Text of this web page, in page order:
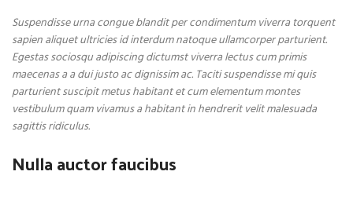
Suspendisse urna congue blandit per condimentum viverra torquent
sapien aliquet ultricies id interdum natoque ullamcorper parturient.
Egestas sociosqu adipiscing dictumst viverra lectus cum primis
maecenas a a dui justo ac dignissim ac. Taciti suspendisse mi quis
parturient suscipit metus habitant et cum elementum montes
vestibulum quam vivamus a habitant in hendrerit velit malesuada
sagittis ridiculus.
Nulla auctor faucibus